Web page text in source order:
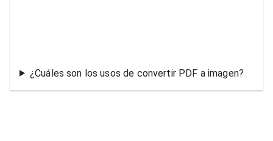
¿Cuáles son los usos de convertir PDF a imagen?